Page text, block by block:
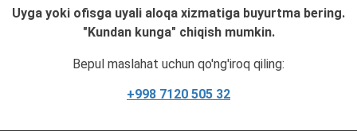
Uyga yoki ofisga uyali aloqa xizmatiga buyurtma bering.
"Kundan kunga" chiqish mumkin.
Bepul maslahat uchun qo'ng'iroq qiling:
+998 7120 505 32